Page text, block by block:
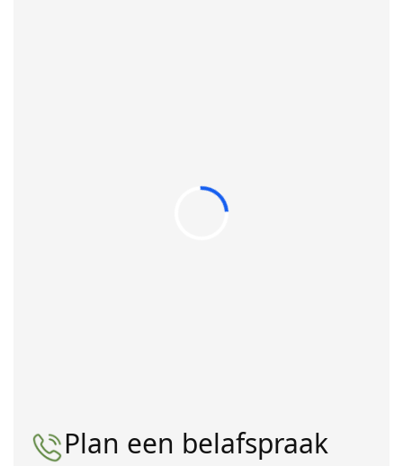
Plan een belafspraak